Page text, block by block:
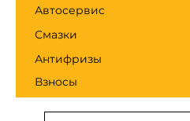
Автосервис
Смазки
Антифризы
Взносы